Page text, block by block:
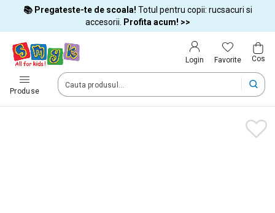
📚 Pregateste-te de scoala! Totul pentru copii: rucsacuri si
accesorii.
Profita acum! >>
Login Favorite Cos
Produse
Tara si limba
Alege tara si treci la cumparaturi
România (Romania)